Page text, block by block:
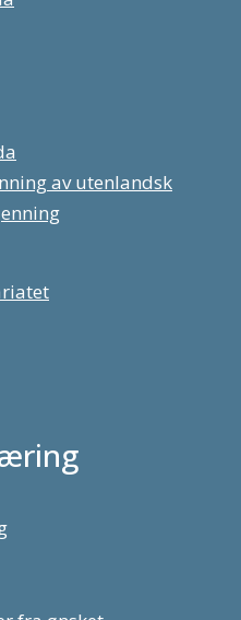
av utenlandsk